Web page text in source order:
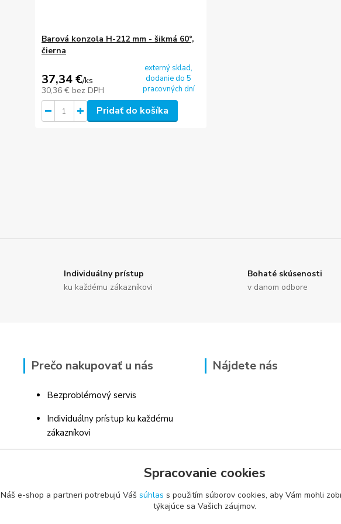
Barová konzola H-212 mm - šikmá 60°,
čierna
37,34 €/ks
30,36 € bez DPH
externý sklad,
dodanie do 5
pracovných dní
Pridať do košíka
Individuálny prístup
ku každému zákazníkovi
Bohaté skúsenosti
v danom odbore
Prečo nakupovať u nás
Bezproblémový servis
Individuálny prístup ku každému
zákazníkovi
poradenstvo
Nájdete nás
Spracovanie cookies
Náš e-shop a partneri potrebujú Váš súhlas s použitím súborov cookies, aby Vám mohli
týkajúce sa Vašich záujmov.